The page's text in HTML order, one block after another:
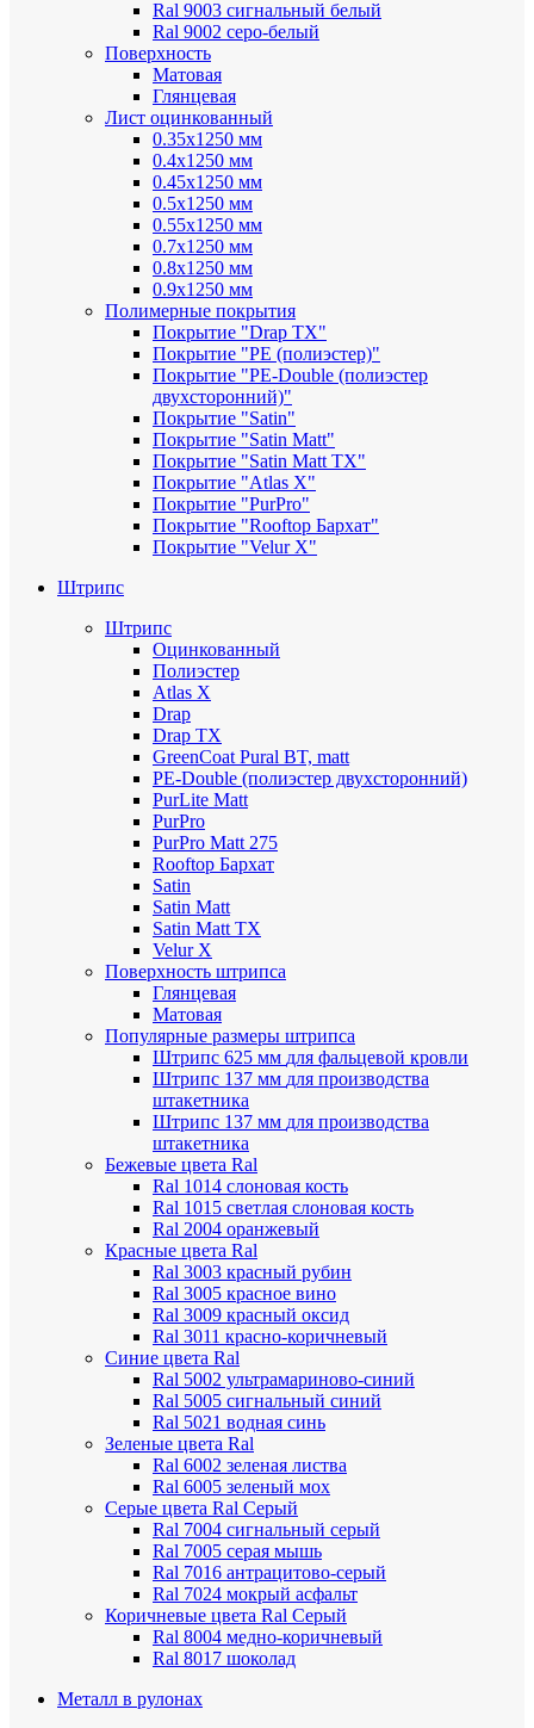
Ral 9003 сигнальный белый
Ral 9002 серо-белый
Поверхность
Матовая
Глянцевая
Лист оцинкованный
0.35х1250 мм
0.4х1250 мм
0.45х1250 мм
0.5х1250 мм
0.55х1250 мм
0.7х1250 мм
0.8х1250 мм
0.9х1250 мм
Полимерные покрытия
Покрытие "Drap TX"
Покрытие "PE (полиэстер)"
Покрытие "PE-Double (полиэстер
двухсторонний)"
Покрытие "Satin"
Покрытие "Satin Мatt"
Покрытие "Satin Matt TX"
Покрытие "Atlas X"
Покрытие "PurPro"
Покрытие "Rooftop Бархат"
Покрытие "Velur X"
Штрипс
Штрипс
Оцинкованный
Полиэстер
Atlas X
Drap
Drap TX
GreenCoat Pural BT, matt
PE-Double (полиэстер двухсторонний)
PurLite Мatt
PurPro
PurPro Matt 275
Rooftop Бархат
Satin
Satin Мatt
Satin Matt TX
Velur X
Поверхность штрипса
Глянцевая
Матовая
Популярные размеры штрипса
Штрипс 625 мм для фальцевой кровли
Штрипс 137 мм для производства
штакетника
Штрипс 137 мм для производства
штакетника
Бежевые цвета Ral
Ral 1014 слоновая кость
Ral 1015 светлая слоновая кость
Ral 2004 оранжевый
Красные цвета Ral
Ral 3003 красный рубин
Ral 3005 красное вино
Ral 3009 красный оксид
Ral 3011 красно-коричневый
Синие цвета Ral
Ral 5002 ультрамариново-синий
Ral 5005 сигнальный синий
Ral 5021 водная синь
Зеленые цвета Ral
Ral 6002 зеленая листва
Ral 6005 зеленый мох
Серые цвета Ral Серый
Ral 7004 сигнальный серый
Ral 7005 серая мышь
Ral 7016 антрацитово-серый
Ral 7024 мокрый асфальт
Коричневые цвета Ral Серый
Ral 8004 медно-коричневый
Ral 8017 шоколад
Металл в рулонах